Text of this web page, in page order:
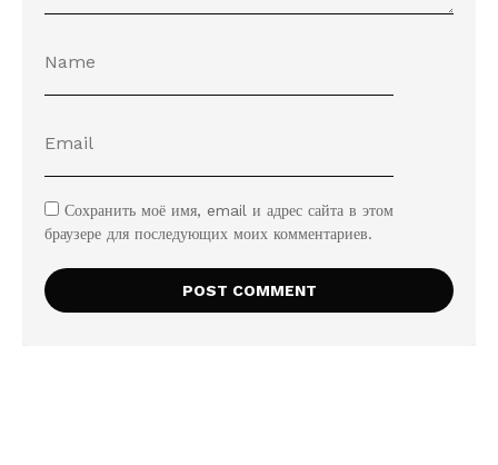
Сохранить моё имя, email и адрес сайта в этом
браузере для последующих моих комментариев.